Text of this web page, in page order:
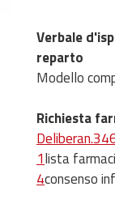
Verbale
reparto
Modello
Richiesta
1lista farmaci
4consenso